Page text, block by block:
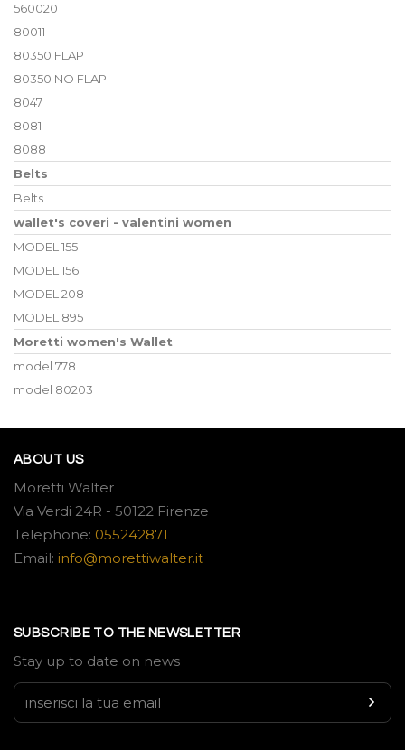
560020
80011
80350 FLAP
80350 NO FLAP
8047
8081
8088
Belts
Belts
wallet's coveri - valentini women
MODEL 155
MODEL 156
MODEL 208
MODEL 895
Moretti women's Wallet
model 778
model 80203
ABOUT US
Moretti Walter
Via Verdi 24R - 50122 Firenze
Telephone: 055242871
Email: info@morettiwalter.it
SUBSCRIBE TO THE NEWSLETTER
Stay up to date on news